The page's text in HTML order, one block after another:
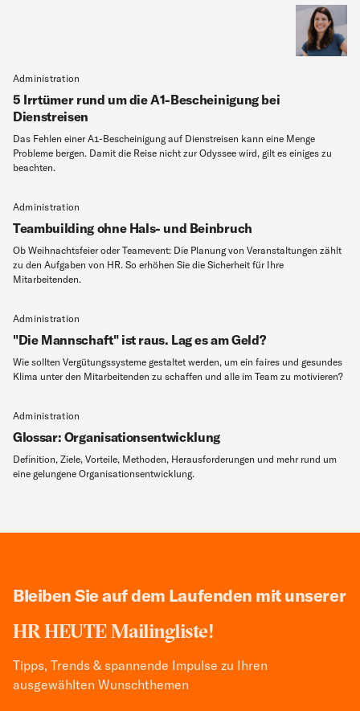
Administration
"Die Mannschaft" ist raus. Lag es am Geld?
Wie sollten Vergütungssysteme gestaltet werden, um ein faires und gesundes
Klima unter den Mitarbeitenden zu schaffen und alle im Team zu motivieren?
Administration
5 Irrtümer rund um die A1-Bescheinigung bei
Dienstreisen
Das Fehlen einer A1-Bescheinigung auf Dienstreisen kann eine Menge
Probleme bergen. Damit die Reise nicht zur Odyssee wird, gilt es einiges zu
beachten.
Administration
Teambuilding ohne Hals- und Beinbruch
Ob Weihnachtsfeier oder Teamevent: Die Planung von Veranstaltungen zählt
zu den Aufgaben von HR. So erhöhen Sie die Sicherheit für Ihre
Mitarbeitenden.
Administration
Glossar: Organisationsentwicklung
Definition, Ziele, Vorteile, Methoden, Herausforderungen und mehr rund um
eine gelungene Organisationsentwicklung.
Bleiben Sie auf dem Laufenden mit unserer
HR HEUTE Mailingliste!
Tipps, Trends & spannende Impulse zu Ihren
ausgewählten Wunschthemen